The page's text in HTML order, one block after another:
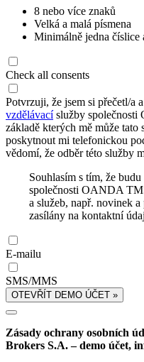
8 nebo více znaků
Velká a malá písmena
Minimálně jedna číslice
Check all consents
Potvrzuji, že jsem si přečetl/a
vzdělávacíslužby společnosti
základě kterých mě může tato
poskytnout mi telefonickou
vědomí, že odběr této služby
Souhlasím s tím, že
společnosti OANDA
a služeb, např. novinek
zasílány na kontaktní
E-mailu
SMS/MMS
OTEVŘÍT DEMO ÚČET »
Zásady ochrany osobních
Brokers S.A. – demo účet,